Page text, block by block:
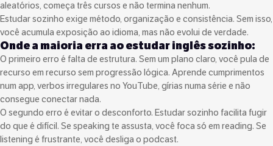
aleatórios, começa três cursos e não termina nenhum.
Estudar sozinho exige método, organização e consistência. Sem isso,
você acumula exposição ao idioma, mas não evolui de verdade.
Onde a maioria erra ao estudar inglês sozinho:
O primeiro erro é falta de estrutura. Sem um plano claro, você pula de
recurso em recurso sem progressão lógica. Aprende cumprimentos
num app, verbos irregulares no YouTube, gírias numa série e não
consegue conectar nada.
O segundo erro é evitar o desconforto. Estudar sozinho facilita fugir
do que é difícil. Se speaking te assusta, você foca só em reading. Se
listening é frustrante, você desliga o podcast.